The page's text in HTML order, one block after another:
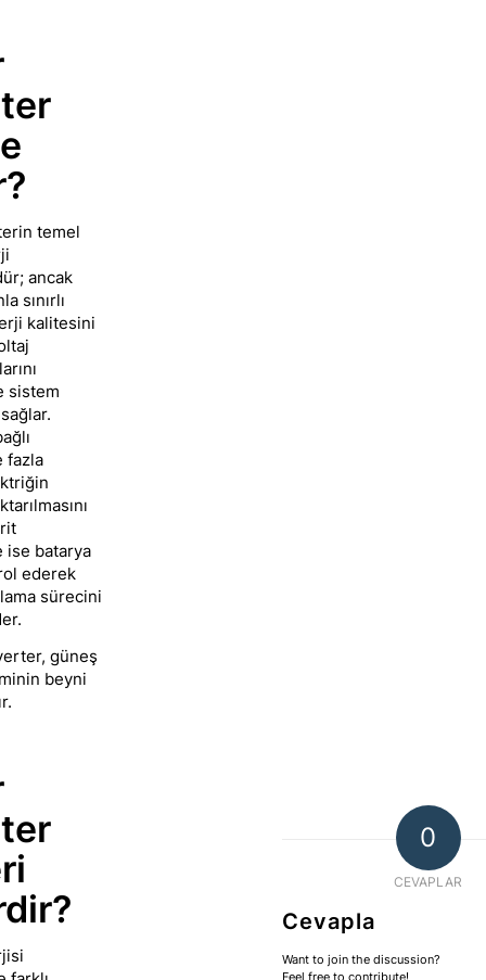
temel
ancak
sınırlı
kalitesini
sistem
fazla
ise batarya
ederek
sürecini
güneş
beyni
0
CEVAPLAR
Cevapla
Want to join the discussion?
Feel free to contribute!